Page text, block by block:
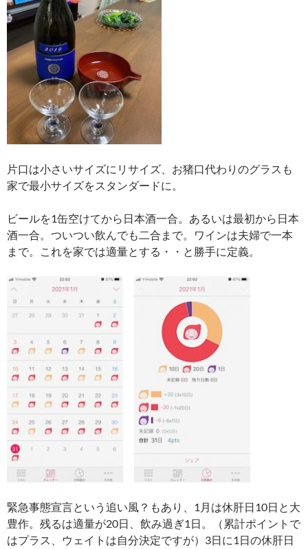
片口は小さいサイズにリサイズ、お猪口代わりのグラスも
家で最小サイズをスタンダードに。
ビールを1缶空けてから日本酒一合。あるいは最初から日本
酒一合。ついつい飲んでも二合まで。ワインは夫婦で一本
まで。これを家では適量とする・・と勝手に定義。
緊急事態宣言という追い風？もあり、1月は休肝日10日と大
豊作。残るは適量が20日、飲み過ぎ1日。（累計ポイントで
はプラス、ウェイトは自分決定ですが）3日に1日の休肝日